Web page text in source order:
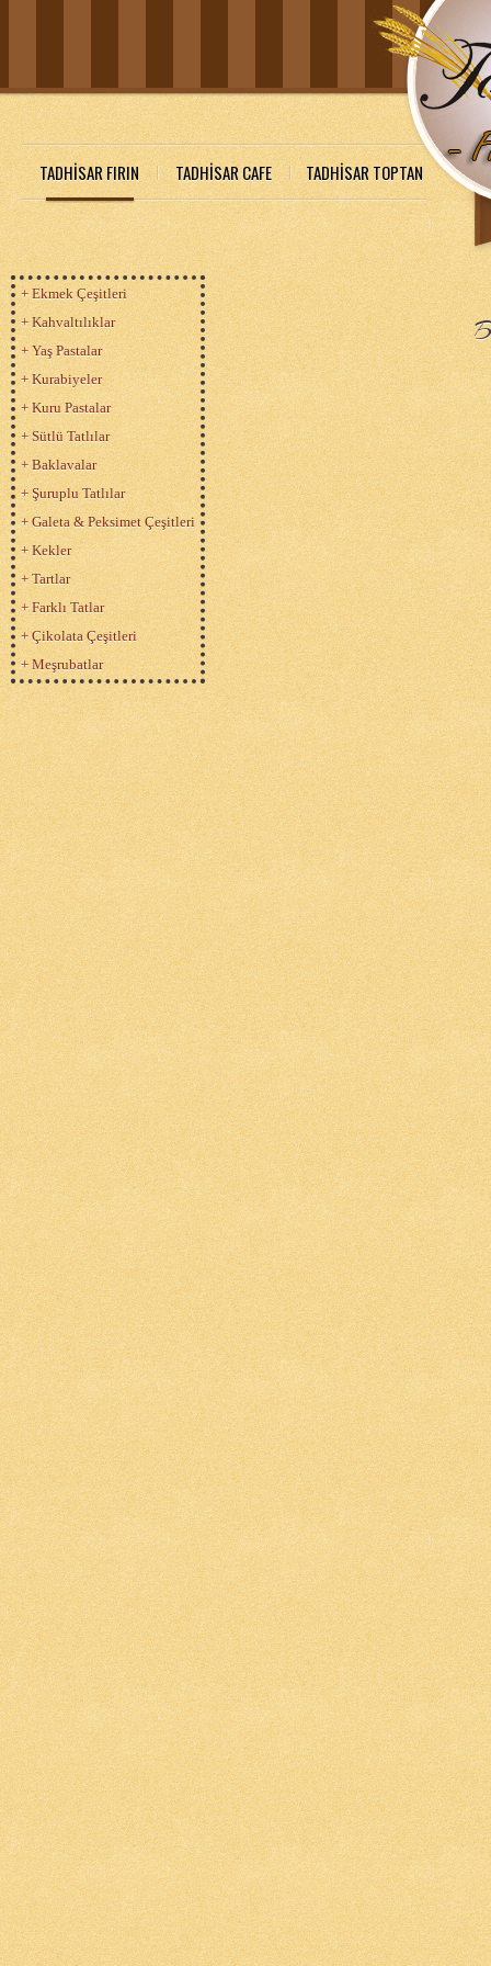
TADHİSAR FIRIN TADHİSAR CAFE TADHİSAR TOPTAN
+ Ekmek Çeşitleri
+ Kahvaltılıklar
+ Yaş Pastalar
+ Kurabiyeler
+ Kuru Pastalar
+ Sütlü Tatlılar
+ Baklavalar
+ Şuruplu Tatlılar
+ Galeta & Peksimet Çeşitleri
+ Kekler
+ Tartlar
+ Farklı Tatlar
+ Çikolata Çeşitleri
+ Meşrubatlar